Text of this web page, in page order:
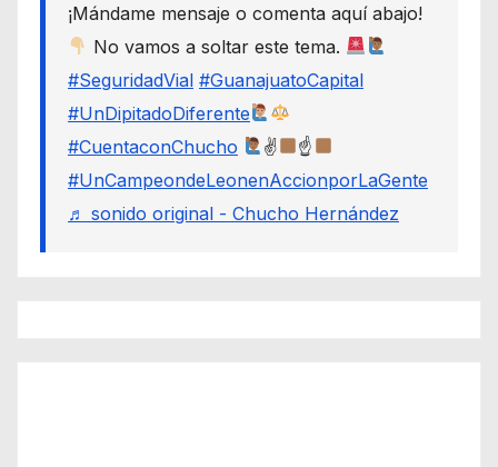
¡Mándame mensaje o comenta aquí abajo!
No vamos a soltar este tema.
#SeguridadVial #GuanajuatoCapital
#UnDipitadoDiferente
#CuentaconChucho
✌
☝
#UnCampeondeLeonenAccionporLaGente
♬ sonido original - Chucho Hernández